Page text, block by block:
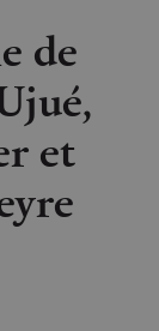
de
et